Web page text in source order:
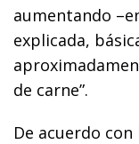
aumentando
explicada,
de carne”.
De acuerdo